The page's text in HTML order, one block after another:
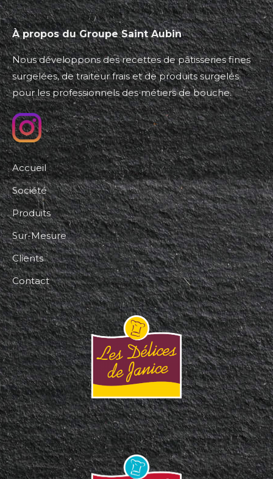
À propos du Groupe Saint Aubin
Nous développons des recettes de pâtisseries fines
surgelées, de traiteur frais et de produits surgelés
pour les professionnels des métiers de bouche.
Accueil
Société
Produits
Sur-Mesure
Clients
Contact